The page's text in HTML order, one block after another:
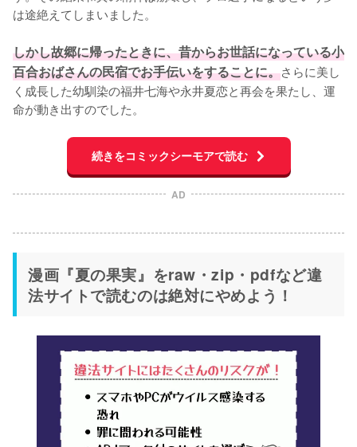
は途絶えてしまいました。
しかし故郷に帰ったときに、昔からお世話になっている小
百合おばさんの民宿でお手伝いをすることに。さらに美し
く成長した幼馴染の福井七海や永井夏恋と再会を果たし、運
命が動き出すのでした。
続きをコミックシーモアで読む
AD
漫画『夏の果実』をraw・zip・pdfなど違
法サイトで読むのは絶対にやめよう！